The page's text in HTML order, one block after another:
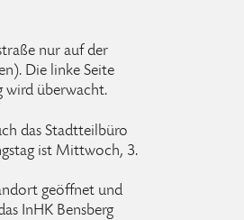
nur auf der
Die linke Seite
wird überwacht.
das Stadtteilbüro
ist Mittwoch, 3.
geöffnet und
InHK Bensberg